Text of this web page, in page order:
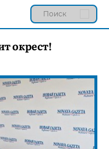
окрест!